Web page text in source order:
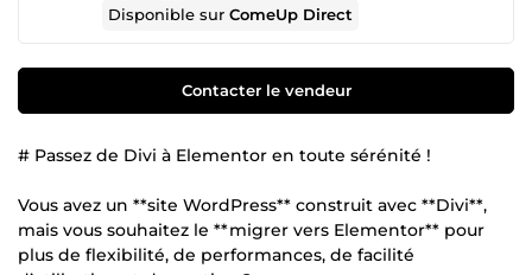
Disponible surComeUp Direct
Contacter le vendeur
# Passez de Divi à Elementor en toute sérénité !
Vous avez un **site WordPress** construit avec **Divi**,
mais vous souhaitez le **migrer vers Elementor** pour
plus de flexibilité, de performances, de facilité